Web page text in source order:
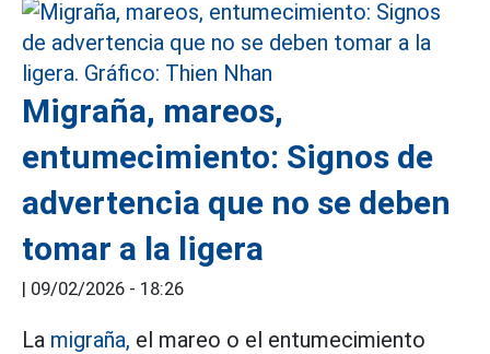
Migraña, mareos,
entumecimiento: Signos de
advertencia que no se deben
tomar a la ligera
| 09/02/2026 - 18:26
La migraña, el mareo o el entumecimiento